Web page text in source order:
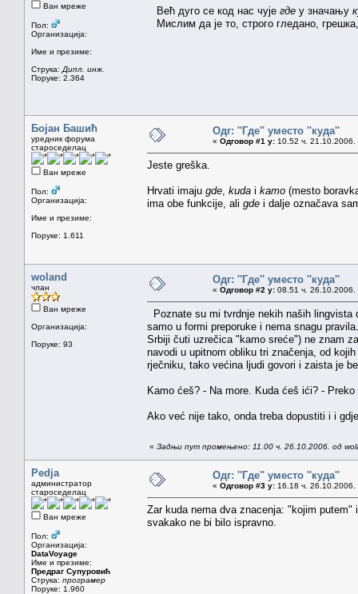
Ван мреже
Пол:
Организација:
Име и презиме:
Струка: Дипл. инж.
Поруке: 2.364
Већ дуго се код нас чује где у значању
Мислим да је то, строго гледано,
Бојан Башић
уредник форума
староседелац
Ван мреже
Пол:
Организација:
Име и презиме:
Поруке: 1.611
Одг: ''Где'' уместо ''куда''
« Одговор #1 у: 10.52 ч. 21.10.2006.
Jeste greška.
Hrvati imaju gde kuda i kamo (mesto
ima obe funkcije, ali gde i dalje označava
woland
члан
Ван мреже
Организација:
Поруке: 93
Одг: ''Где'' уместо ''куда''
« Одговор #2 у: 08.51 ч. 26.10.2006.
Poznate su mi tvrdnje nekih naših
samo u formi preporuke i nema snagu
Srbiji čuti uzrečica "kamo sreće") ne znam
navodi u upitnom obliku tri značenja, od
rječniku, tako većina ljudi govori i zaista je
Kamo ćeš? - Na more. Kuda ćeš ići? -
Ako već nije tako, onda treba dopustiti i i
« Задњи пут промењено: 11.00 ч. 26.10.2006. од
Pedja
администратор
староседелац
Ван мреже
Пол:
Организација:
DataVoyage
Име и презиме:
Предраг Супуровић
Струка: програмер
Поруке: 1.960
Одг: ''Где'' уместо ''куда''
« Одговор #3 у: 16.18 ч. 26.10.2006.
Zar kuda nema dva znacenja: "kojim
svakako ne bi bilo ispravno.